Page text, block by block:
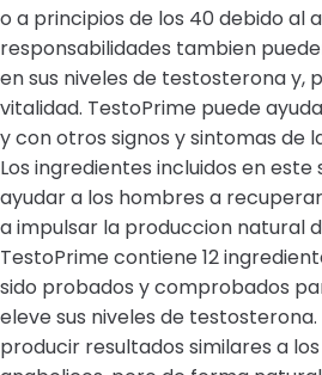
o a principios de los 40 debido al
responsabilidades tambien
en sus niveles de testosterona y,
vitalidad. TestoPrime puede
y con otros signos y sintomas de
Los ingredientes incluidos en
ayudar a los hombres a
a impulsar la produccion natural
TestoPrime contiene 12
sido probados y comprobados
eleve sus niveles de
producir resultados similares a